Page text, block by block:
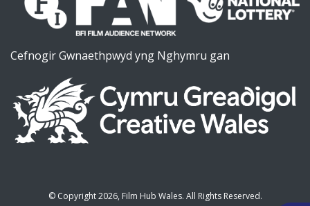
Cefnogir Gwnaethpwyd yng Nghymru gan
© Copyright 2026, Film Hub Wales. All Rights Reserved.